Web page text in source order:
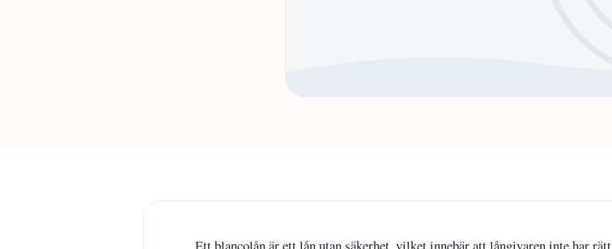
Ett blancolån är ett lån utan säkerhet, vilket innebär att långivaren inte har rätt